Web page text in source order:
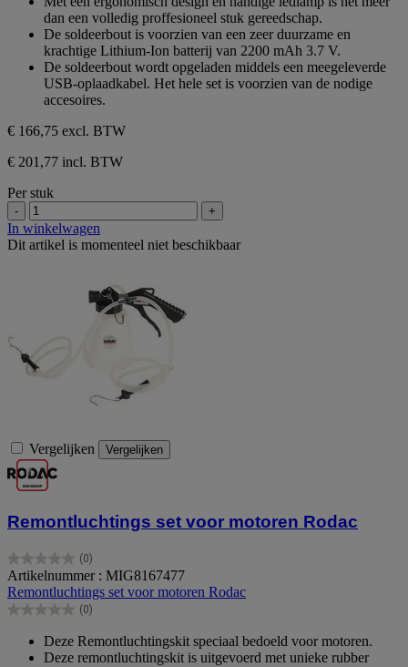
dan een volledig proffesioneel stuk gereedschap.
De soldeerbout is voorzien van een zeer duurzame en
krachtige Lithium-Ion batterij van 2200 mAh 3.7 V.
De soldeerbout wordt opgeladen middels een meegeleverde
USB-oplaadkabel. Het hele set is voorzien van de nodige
accesoires.
€ 166,75 excl. BTW
€ 201,77 incl. BTW
Per stuk
- +
In winkelwagen
Dit artikel is momenteel niet beschikbaar
Vergelijken Vergelijken
Remontluchtings set voor motoren Rodac
(0)
0.0
van
de
5
Artikelnummer : MIG8167477
Remontluchtings set voor motoren Rodac
(0)
0.0
Deze Remontluchtingskit speciaal bedoeld voor motoren.
Deze remontluchtingskit is uitgevoerd met unieke rubber